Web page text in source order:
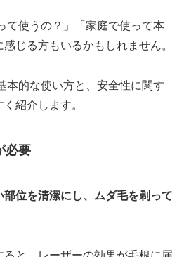
て使うの？」「家庭で使って本
じる方もいるかもしれません。
本的な使い方と、安全性に関す
紹介します。
必要
位を清潔にし、ムダ毛を剃って